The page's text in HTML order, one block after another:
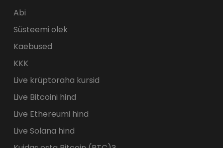
Abi
Süsteemi olek
Kaebused
KKK
Live krüptoraha kursid
Live Bitcoini hind
Live Ethereumi hind
Live Solana hind